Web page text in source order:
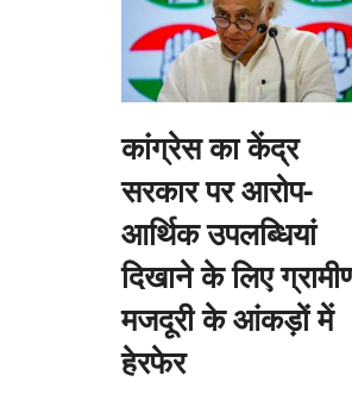
कांग्रेस का केंद्र
सरकार पर आरोप-
आर्थिक उपलब्धियां
दिखाने के लिए
मजदूरी के आंकड़ों में
हेरफेर